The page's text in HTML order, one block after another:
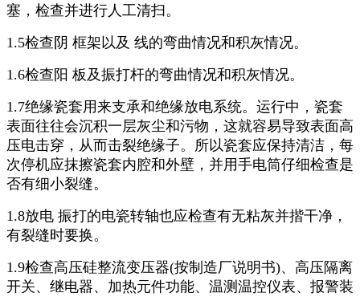
塞，检查并进行人工清扫。
1.5检查阴 框架以及 线的弯曲情况和积灰情况。
1.6检查阳 板及振打杆的弯曲情况和积灰情况。
1.7绝缘瓷套用来支承和绝缘放电系统。运行中，瓷套
表面往往会沉积一层灰尘和污物，这就容易导致表面高
压电击穿，从而击裂绝缘子。所以瓷套应保持清洁，每
次停机应抹擦瓷套内腔和外壁，并用手电筒仔细检查是
否有细小裂缝。
1.8放电 振打的电瓷转轴也应检查有无粘灰并揩干净，
有裂缝时要换。
1.9检查高压硅整流变压器(按制造厂说明书)、高压隔离
开关、继电器、加热元件功能、温测温控仪表、报警装